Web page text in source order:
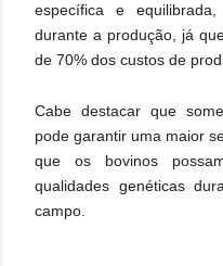
específica e
durante a produção, já
de 70% dos custos de
Cabe destacar que
pode garantir uma maior
que os bovinos
qualidades genéticas
campo.